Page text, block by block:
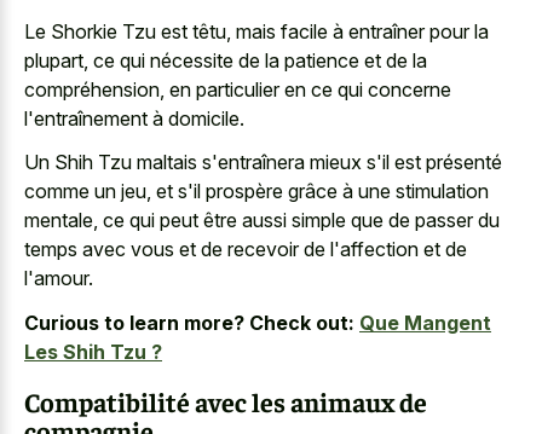
Le Shorkie Tzu est têtu, mais facile à entraîner pour la
plupart, ce qui nécessite de la patience et de la
compréhension, en particulier en ce qui concerne
l'entraînement à domicile.
Un Shih Tzu maltais s'entraînera mieux s'il est présenté
comme un jeu, et s'il prospère grâce à une stimulation
mentale, ce qui peut être aussi simple que de passer du
temps avec vous et de recevoir de l'affection et de
l'amour.
Curious to learn more? Check out: Que Mangent
Les Shih Tzu ?
Compatibilité avec les animaux de